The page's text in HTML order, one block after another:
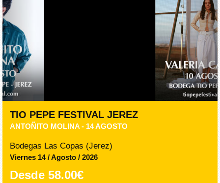
TIO PEPE FESTIVAL JEREZ
ANTOÑITO MOLINA - 14 AGOSTO
Bodegas Las Copas (Jerez)
Viernes 14 / Agosto / 2026
Desde 58.00€